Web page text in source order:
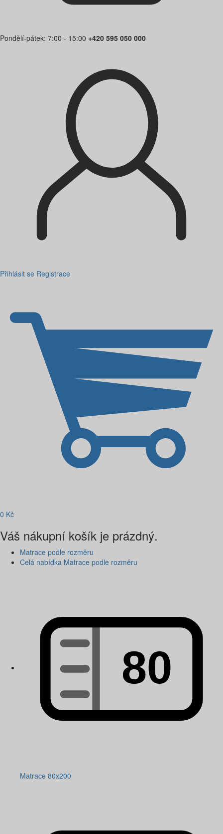
Pondělí-pátek: 7:00 - 15:00 +420 595 050 000
Přihlásit se Registrace
0 Kč
Váš nákupní košík je prázdný.
Matrace podle rozměru
Celá nabídka Matrace podle rozměru
Matrace 80x200